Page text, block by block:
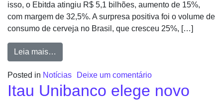
isso, o Ebitda atingiu R$ 5,1 bilhões, aumento de 15%,
com margem de 32,5%. A surpresa positiva foi o volume de
consumo de cerveja no Brasil, que cresceu 25%, […]
Leia mais…
Posted in Notícias Deixe um comentário
Itau Unibanco elege novo